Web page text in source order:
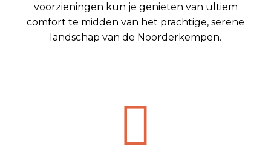
voorzieningen kun je genieten van ultiem
comfort te midden van het prachtige, serene
landschap van de Noorderkempen.